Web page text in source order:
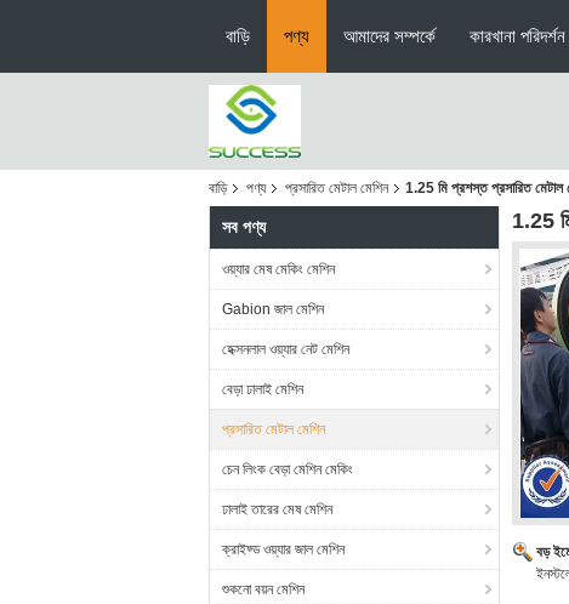
বাড়ি পণ্য আমাদের সম্পর্কে কারখানা পরিদর্শন
বাড়ি পণ্য প্রসারিত মেটাল মেশিন 1.25 মি প্রশস্ত প্রসারিত
সব পণ্য
ওয়্যার মেষ মেকিং মেশিন
Gabion জাল মেশিন
হেক্সনলাল ওয়্যার নেট মেশিন
বেড়া ঢালাই মেশিন
প্রসারিত মেটাল মেশিন
চেন লিংক বেড়া মেশিন মেকিং
ঢালাই তারের মেষ মেশিন
ক্রাইফ্ড ওয়্যার জাল মেশিন
শুকনো বয়ন মেশিন
1.25
বড়